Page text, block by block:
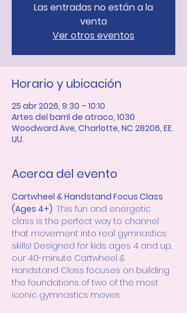
Las entradas no están a la
venta
Ver otros eventos
Horario y ubicación
25 abr 2026, 9:30 – 10:10
Artes del barril de atraco, 1030
Woodward Ave, Charlotte, NC 28206, EE.
UU.
Acerca del evento
Cartwheel & Handstand Focus Class
(Ages 4+) This fun and energetic
class is the perfect way to channel
that movement into real gymnastics
skills! Designed for kids ages 4 and up,
our 40-minute Cartwheel &
Handstand Class focuses on building
the foundations of two of the most
iconic gymnastics moves.